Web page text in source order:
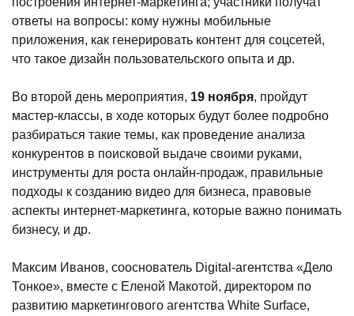
ответы на вопросы: кому нужны мобильные
приложения, как генерировать контент для соцсетей,
что такое дизайн пользовательского опыта и др.
Во второй день мероприятия, 19 ноября, пройдут
мастер-классы, в ходе которых будут более подробно
разбираться такие темы, как проведение анализа
конкурентов в поисковой выдаче своими руками,
инструменты для роста онлайн-продаж, правильные
подходы к созданию видео для бизнеса, правовые
аспекты интернет-маркетинга, которые важно понимать
бизнесу, и др.
Максим Иванов, сооснователь Digital-агентства «Дело
Тонкое», вместе с Еленой Макотой, директором по
развитию маркетингового агентства White Surface,